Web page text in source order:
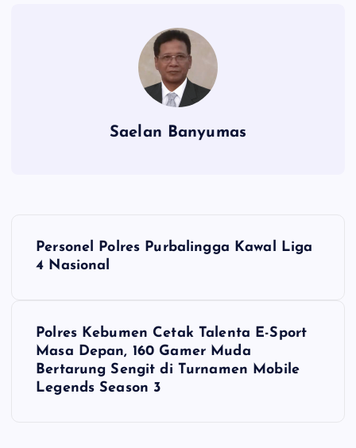
Saelan Banyumas
NPersonel Polres Purbalingga Kawal Liga
4 Nasional
Polres Kebumen Cetak Talenta E-Sport
Masa Depan, 160 Gamer Muda
Bertarung Sengit di Turnamen Mobile
Legends Season 3